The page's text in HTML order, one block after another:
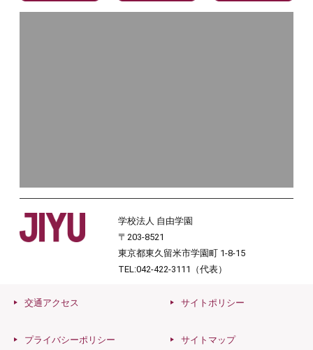
学校法人 自由学園
〒203-8521
東京都東久留米市学園町 1-8-15
TEL:042-422-3111（代表）
交通アクセス サイトポリシー
プライバシーポリシー サイトマップ